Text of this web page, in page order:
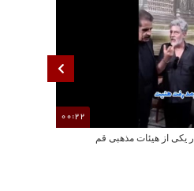
مذهبی قم